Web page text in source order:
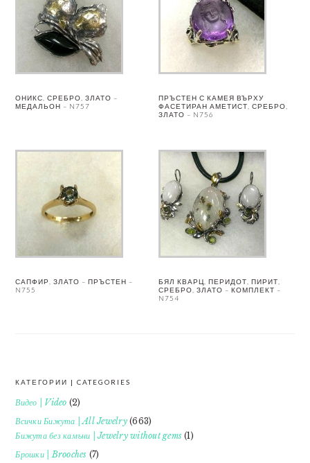
ОНИКС, СРЕБРО, ЗЛАТО –
МЕДАЛЬОН – N757
ПРЪСТЕН С КАМЕЯ ВЪРХУ
ФАСЕТИРАН АМЕТИСТ, СРЕБРО,
ЗЛАТО – N756
САПФИР, ЗЛАТО – ПРЪСТЕН –
N755
БЯЛ КВАРЦ, ПЕРИДОТ, ПИРИТ,
СРЕБРО, ЗЛАТО – КОМПЛЕКТ –
N754
FOOTER
КАТЕГОРИИ | CATEGORIES
Видео | Video (2)
Всички Бижута | All Jewelry(663)
Бижута без камъни | Jewelry without gems (1)
Брошки | Brooches (7)